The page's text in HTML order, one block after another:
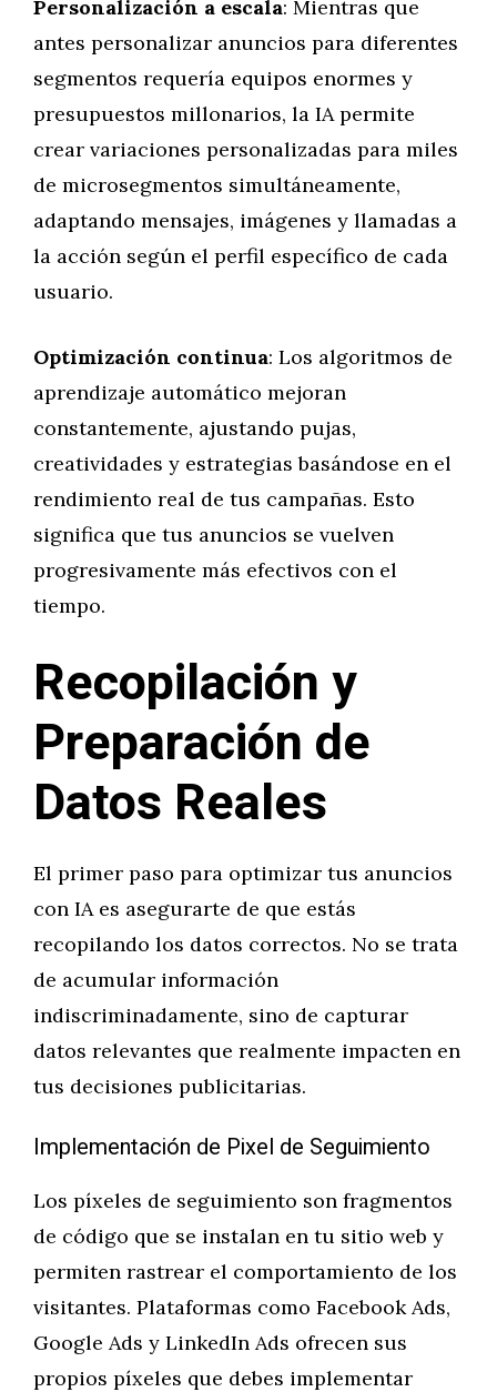
Personalización a escala: Mientras que
antes personalizar anuncios para diferentes
segmentos requería equipos enormes y
presupuestos millonarios, la IA permite
crear variaciones personalizadas para miles
de microsegmentos simultáneamente,
adaptando mensajes, imágenes y llamadas a
la acción según el perfil específico de cada
usuario.
Optimización continua: Los algoritmos de
aprendizaje automático mejoran
constantemente, ajustando pujas,
creatividades y estrategias basándose en el
rendimiento real de tus campañas. Esto
significa que tus anuncios se vuelven
progresivamente más efectivos con el
tiempo.
Recopilación y
Preparación de
Datos Reales
El primer paso para optimizar tus anuncios
con IA es asegurarte de que estás
recopilando los datos correctos. No se trata
de acumular información
indiscriminadamente, sino de capturar
datos relevantes que realmente impacten en
tus decisiones publicitarias.
Implementación de Pixel de Seguimiento
Los píxeles de seguimiento son fragmentos
de código que se instalan en tu sitio web y
permiten rastrear el comportamiento de los
visitantes. Plataformas como Facebook Ads,
Google Ads y LinkedIn Ads ofrecen sus
propios píxeles que debes implementar